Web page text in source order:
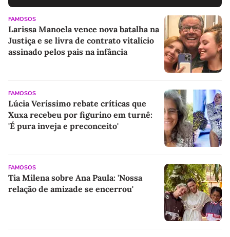
FAMOSOS
Larissa Manoela vence nova batalha na
Justiça e se livra de contrato vitalício
assinado pelos pais na infância
FAMOSOS
Lúcia Veríssimo rebate críticas que
Xuxa recebeu por figurino em turnê:
'É pura inveja e preconceito'
FAMOSOS
Tia Milena sobre Ana Paula: 'Nossa
relação de amizade se encerrou'